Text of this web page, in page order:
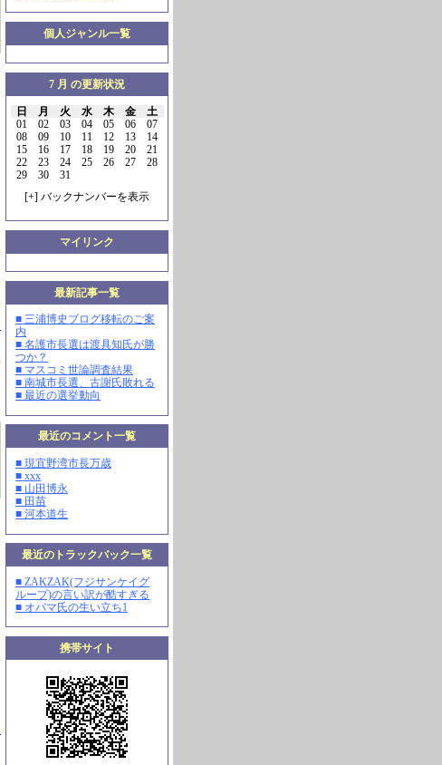
個人ジャンル一覧
7 月 の更新状況
日 月 火 水 木 金
土
01
02 03 04 05 06
07
08
09 10 11 12 13
14
15
16 17 18 19 20
21
22
23 24 25 26 27
28
29
30
31
[+] バックナンバーを表示
マイリンク
最新記事一覧
■ 三浦博史ブログ移転のご案
内
■ 名護市長選は渡具知氏が勝
つか？
■ マスコミ世論調査結果
■ 南城市長選、古謝氏敗れる
■ 最近の選挙動向
最近のコメント一覧
■ 現宜野湾市長万歳
■ xxx
■ 山田博永
■ 田苗
■ 河本道生
最近のトラックバック一覧
■ ZAKZAK(フジサンケイグ
ループ)の言い訳が酷すぎる
■ オバマ氏の生い立ち1
携帯サイト